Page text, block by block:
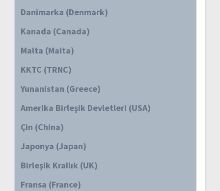
Danimarka (Denmark)
Kanada (Canada)
Malta (Malta)
KKTC (TRNC)
Yunanistan (Greece)
Amerika Birleşik Devletleri (USA)
Çin (China)
Japonya (Japan)
Birleşik Krallık (UK)
Fransa (France)